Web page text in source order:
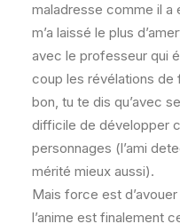
maladresse comme il a
m’a laissé le plus
avec le professeur qui
coup les révélations
bon, tu te dis qu’avec
difficile de développer
personnages (l’ami
mérité mieux aussi).
Mais force est
l’anime est finalement